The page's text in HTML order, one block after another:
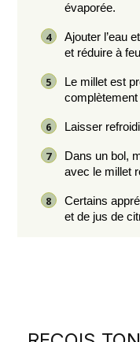
évaporée.
Ajouter l’eau
et réduire à
Le millet est
complètement
Laisser
Dans un bol,
avec le millet
Certains
et de jus de